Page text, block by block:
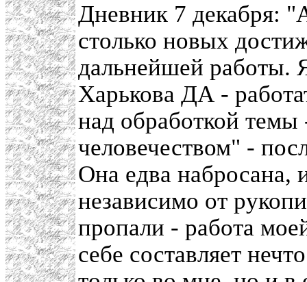
Дневник 7 декабря:
столько новых
дальнейшей работы.
Харькова ДА -
над обработкой
человечеством" -
Она едва набросана,
независимо от
пропали - работа
себе составляет